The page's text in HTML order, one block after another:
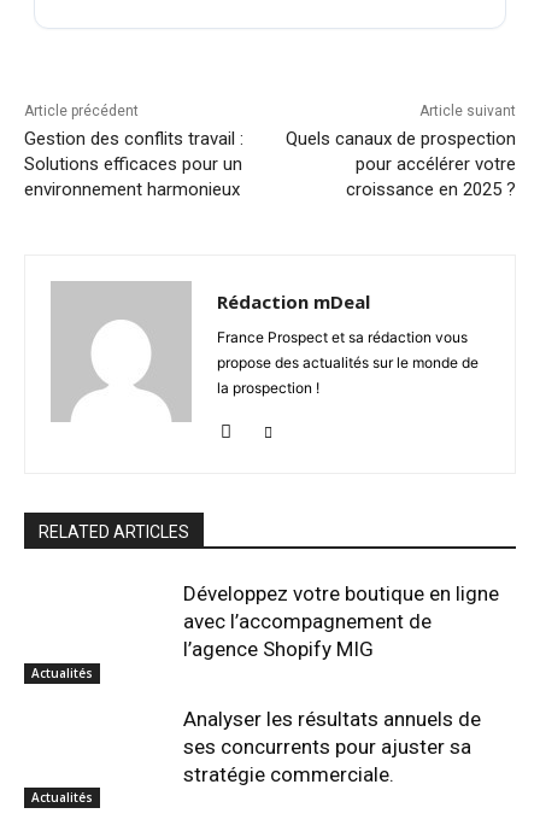
Article précédent
Gestion des conflits travail :
Solutions efficaces pour un
environnement harmonieux
Article suivant
Quels canaux de prospection
pour accélérer votre
croissance en 2025 ?
Rédaction mDeal
France Prospect et sa rédaction vous
propose des actualités sur le monde de
la prospection !
RELATED ARTICLES
Actualités
Développez votre boutique en ligne
avec l’accompagnement de
l’agence Shopify MIG
Actualités
Analyser les résultats annuels de
ses concurrents pour ajuster sa
stratégie commerciale.